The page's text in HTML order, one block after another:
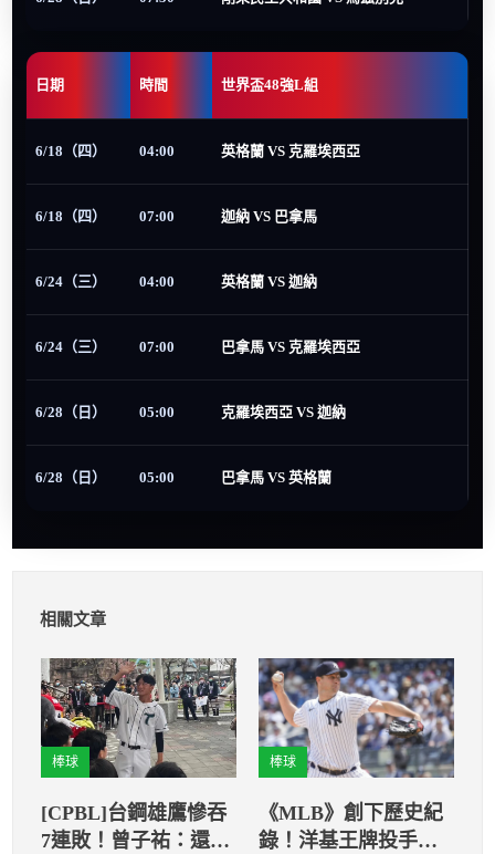
日期 時間 世界盃48強L組
6/18（四） 04:00 英格蘭 VS 克羅埃西亞
6/18（四） 07:00 迦納 VS 巴拿馬
6/24（三） 04:00 英格蘭 VS 迦納
6/24（三） 07:00 巴拿馬 VS 克羅埃西亞
6/28（日） 05:00 克羅埃西亞 VS 迦納
6/28（日） 05:00 巴拿馬 VS 英格蘭
相關文章
棒球
[CPBL]台鋼雄鷹慘吞
7連敗！曾子祐：還需
棒球
《MLB》創下歷史紀
錄！洋基王牌投手柯